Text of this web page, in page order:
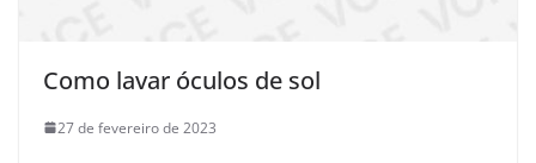
Como lavar óculos de sol
27 de fevereiro de 2023